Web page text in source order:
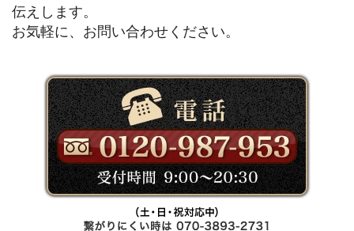
伝えします。
お気軽に、お問い合わせください。